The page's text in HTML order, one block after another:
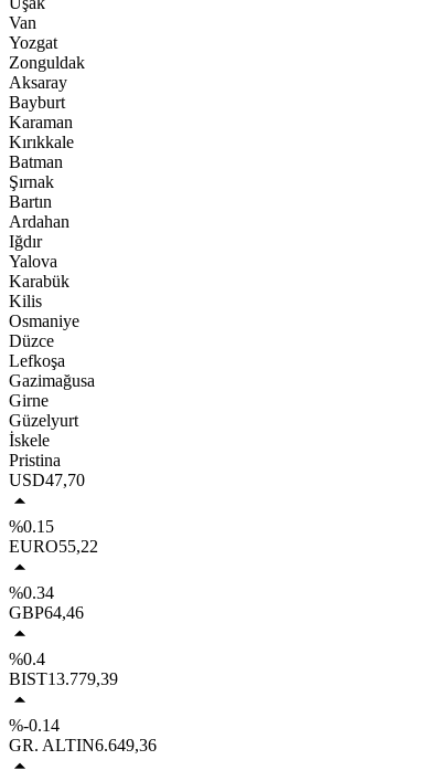
Van
Yozgat
Zonguldak
Aksaray
Bayburt
Karaman
Kırıkkale
Batman
Şırnak
Bartın
Ardahan
Iğdır
Yalova
Karabük
Kilis
Osmaniye
Düzce
Lefkoşa
Gazimağusa
Girne
Güzelyurt
İskele
Pristina
USD47,70
%0.15
EURO55,22
%0.34
GBP64,46
%0.4
BIST13.779,39
%-0.14
GR. ALTIN6.649,36